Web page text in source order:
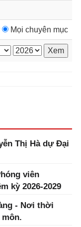
Mọi chuyên mục
Thị Hà dự Đại
viên
kỳ 2026-2029
- Nơi thời